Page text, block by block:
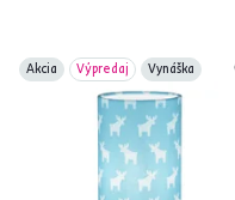
Akcia Výpredaj Vynáška